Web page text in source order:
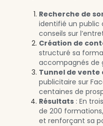
Recherche de
identifié un
conseils sur
Création de
structuré sa
accompagnés de
Tunnel de vente
publicitaire sur
centaines de
Résultats : En
de 200
et renforçant sa